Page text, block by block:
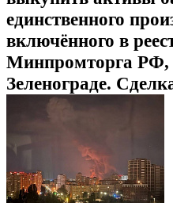
единственного
включённого в
Минпромторга РФ,
Зеленограде.